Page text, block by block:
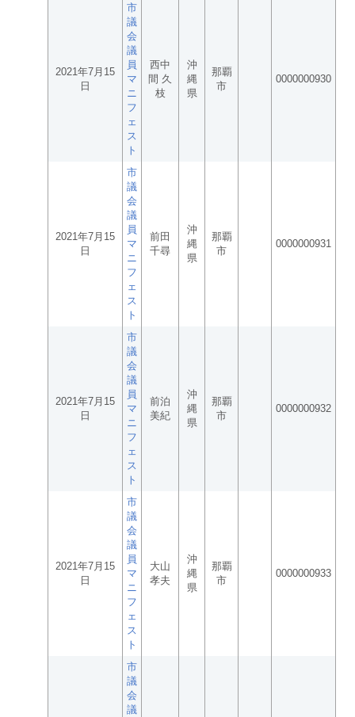
2021年7月15
日
市
議
会
議
員
マ
ニ
フ
ェ
ス
ト
西中
間 久
枝
沖
縄
県
那覇
市
0000000930
2021年7月15
日
市
議
会
議
員
マ
ニ
フ
ェ
ス
ト
前田
千尋
沖
縄
県
那覇
市
0000000931
2021年7月15
日
市
議
会
議
員
マ
ニ
フ
ェ
ス
ト
前泊
美紀
沖
縄
県
那覇
市
0000000932
2021年7月15
日
市
議
会
議
員
マ
ニ
フ
ェ
ス
ト
大山
孝夫
沖
縄
県
那覇
市
0000000933
市
議
会
議